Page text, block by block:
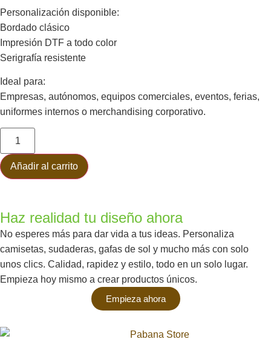
Personalización disponible:
Bordado clásico
Impresión DTF a todo color
Serigrafía resistente
Ideal para:
Empresas, autónomos, equipos comerciales, eventos, ferias,
uniformes internos o merchandising corporativo.
Añadir al carrito
Haz realidad tu diseño ahora
No esperes más para dar vida a tus ideas. Personaliza
camisetas, sudaderas, gafas de sol y mucho más con solo
unos clics. Calidad, rapidez y estilo, todo en un solo lugar.
Empieza hoy mismo a crear productos únicos.
Empieza ahora